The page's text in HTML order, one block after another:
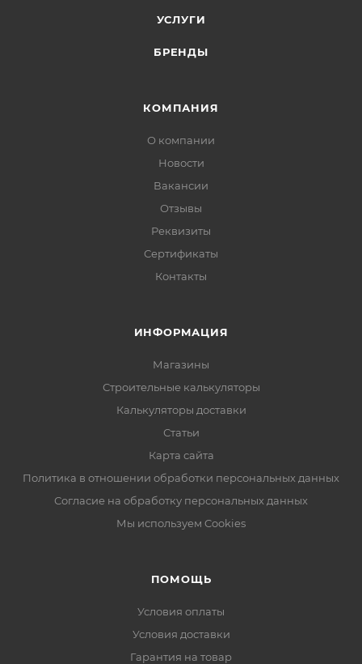
УСЛУГИ
БРЕНДЫ
КОМПАНИЯ
О компании
Новости
Вакансии
Отзывы
Реквизиты
Сертификаты
Контакты
ИНФОРМАЦИЯ
Магазины
Строительные калькуляторы
Калькуляторы доставки
Статьи
Карта сайта
Политика в отношении обработки персональных данных
Согласие на обработку персональных данных
Мы используем Cookies
ПОМОЩЬ
Условия оплаты
Условия доставки
Гарантия на товар